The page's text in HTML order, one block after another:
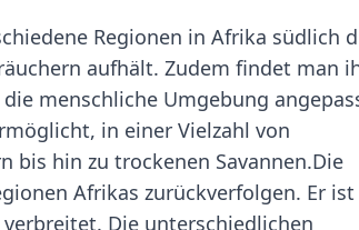
Regionen in Afrika südlich
aufhält. Zudem findet man
menschliche Umgebung
in einer Vielzahl von
bis hin zu trockenen Savannen.Die
Afrikas zurückverfolgen. Er
Die unterschiedlichen